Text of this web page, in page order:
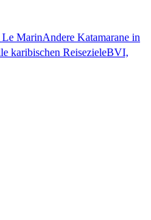
Le MarinAndere Katamarane in
karibischen ReisezieleBVI,